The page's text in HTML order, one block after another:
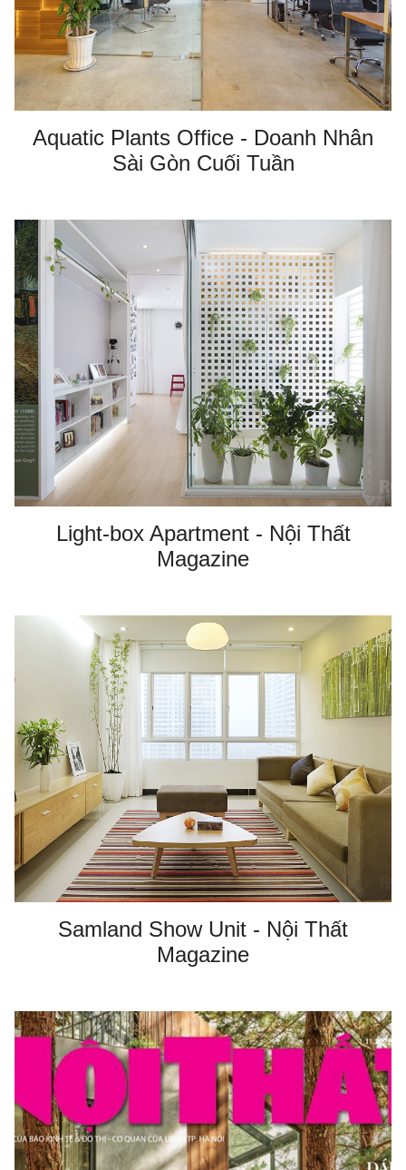
Aquatic Plants Office - Doanh Nhân
Sài Gòn Cuối Tuần
Light-box Apartment - Nội Thất
Magazine
Samland Show Unit - Nội Thất
Magazine